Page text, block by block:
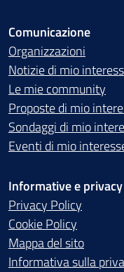
Comunicazione
Organizzazioni
Notizie di mio
Le mie community
Proposte di mio
Sondaggi di mio
Eventi di mio
Informative e privacy
Privacy Policy
Cookie Policy
Mappa del sito
Informativa sulla